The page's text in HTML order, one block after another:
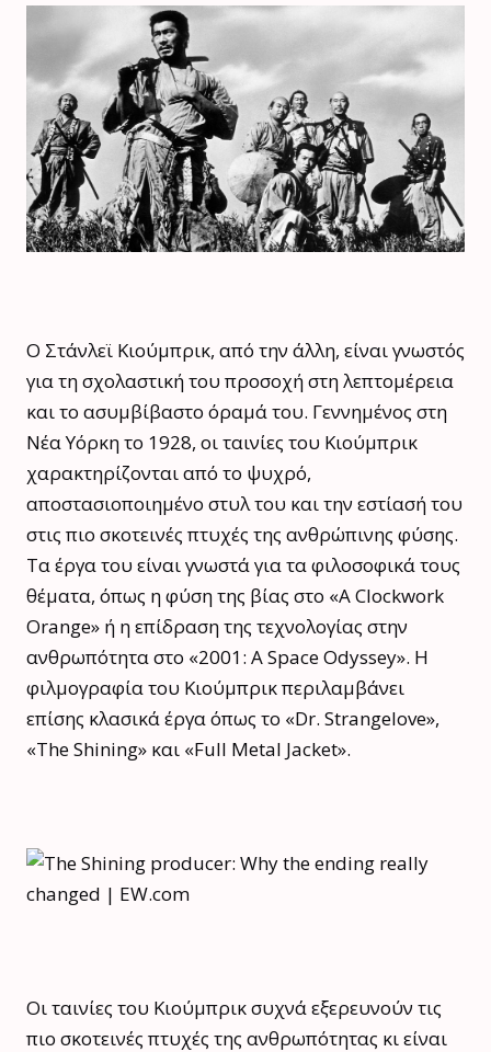
Ο Στάνλεϊ Κιούμπρικ, από την άλλη, είναι γνωστός
για τη σχολαστική του προσοχή στη λεπτομέρεια
και το ασυμβίβαστο όραμά του. Γεννημένος στη
Νέα Υόρκη το 1928, οι ταινίες του Κιούμπρικ
χαρακτηρίζονται από το ψυχρό,
αποστασιοποιημένο στυλ του και την εστίασή του
στις πιο σκοτεινές πτυχές της ανθρώπινης φύσης.
Τα έργα του είναι γνωστά για τα φιλοσοφικά τους
θέματα, όπως η φύση της βίας στο «A Clockwork
Orange» ή η επίδραση της τεχνολογίας στην
ανθρωπότητα στο «2001: A Space Odyssey». Η
φιλμογραφία του Κιούμπρικ περιλαμβάνει
επίσης κλασικά έργα όπως το «Dr. Strangelove»,
«The Shining» και «Full Metal Jacket».
Οι ταινίες του Κιούμπρικ συχνά εξερευνούν τις
πιο σκοτεινές πτυχές της ανθρωπότητας κι είναι